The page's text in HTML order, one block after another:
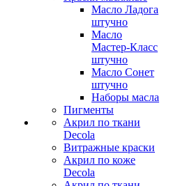
Масло Ладога
штучно
Масло
Мастер-Класс
штучно
Масло Сонет
штучно
Наборы масла
Пигменты
Акрил по ткани
Decola
Витражные краски
Акрил по коже
Decola